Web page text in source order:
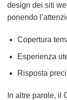
design dei siti
ponendo
Copertura
Esperienza
Risposta
In altre parole, il